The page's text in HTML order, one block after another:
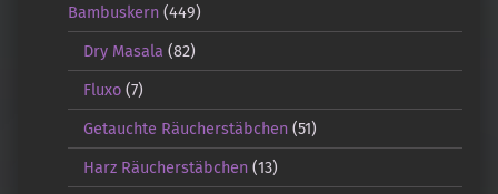
Bambuskern(449)
Dry Masala (82)
Fluxo (7)
Getauchte Räucherstäbchen (51)
Harz Räucherstäbchen (13)